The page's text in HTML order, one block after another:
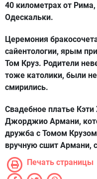
40 километрах от
Одескальки.
Церемония
сайентологии, ярым
Том Круз. Родители
тоже католики, были не
смирились.
Свадебное платье
Джорджио Армани,
дружба с Томом
вручную сшит Армани,
Печать страницы